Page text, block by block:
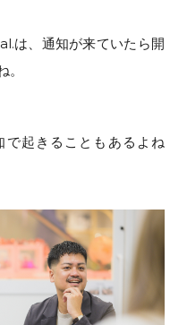
は、通知が来ていたら開
起きることもあるよね